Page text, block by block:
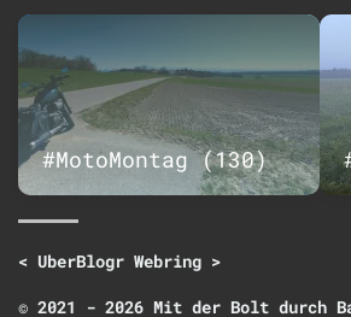
#MotoMontag (130)
< UberBlogr Webring >
© 2021 - 2026 Mit der Bolt durch